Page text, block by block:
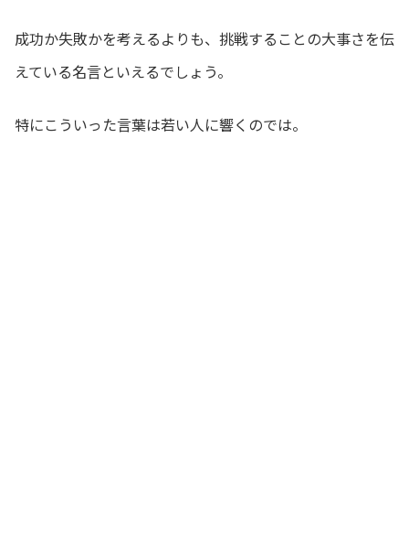
成功か失敗かを考えるよりも、挑戦することの大事さを伝
えている名言といえるでしょう。
特にこういった言葉は若い人に響くのでは。